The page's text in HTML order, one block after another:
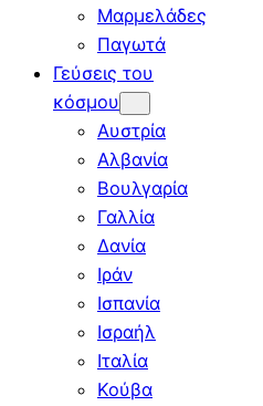
Μαρμελάδες
Παγωτά
Γεύσεις του
κόσμου
Αυστρία
Αλβανία
Βουλγαρία
Γαλλία
Δανία
Ιράν
Ισπανία
Ισραήλ
Ιταλία
Κούβα